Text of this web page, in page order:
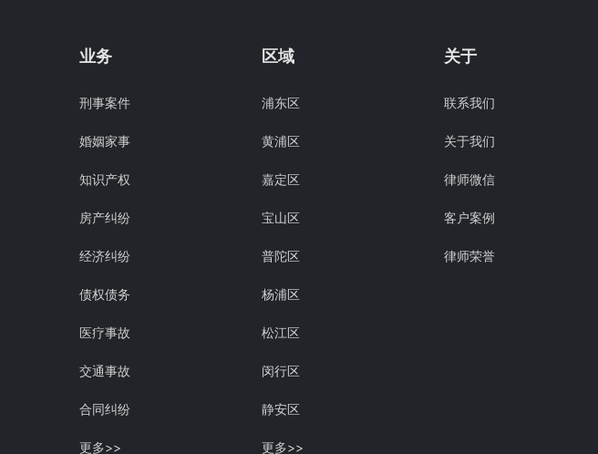
业务
刑事案件
婚姻家事
知识产权
房产纠纷
经济纠纷
债权债务
医疗事故
交通事故
合同纠纷
更多>>
区域
浦东区
黄浦区
嘉定区
宝山区
普陀区
杨浦区
松江区
闵行区
静安区
更多>>
关于
联系我们
关于我们
律师微信
客户案例
律师荣誉